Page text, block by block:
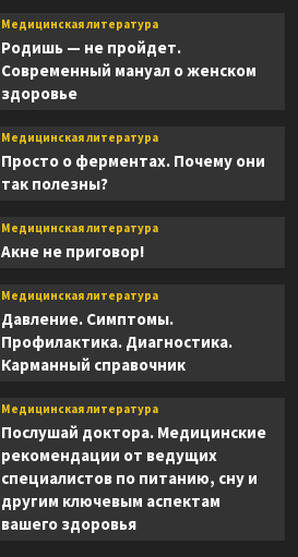
Медицинская литература
Родишь — не пройдет.
Современный мануал о женском
здоровье
Медицинская литература
Просто о ферментах. Почему они
так полезны?
Медицинская литература
Акне не приговор!
Медицинская литература
Давление. Симптомы.
Профилактика. Диагностика.
Карманный справочник
Медицинская литература
Послушай доктора. Медицинские
рекомендации от ведущих
специалистов по питанию, сну и
другим ключевым аспектам
вашего здоровья